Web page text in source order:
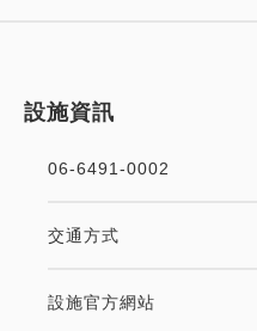
設施資訊
06-6491-0002
交通方式
設施官方網站